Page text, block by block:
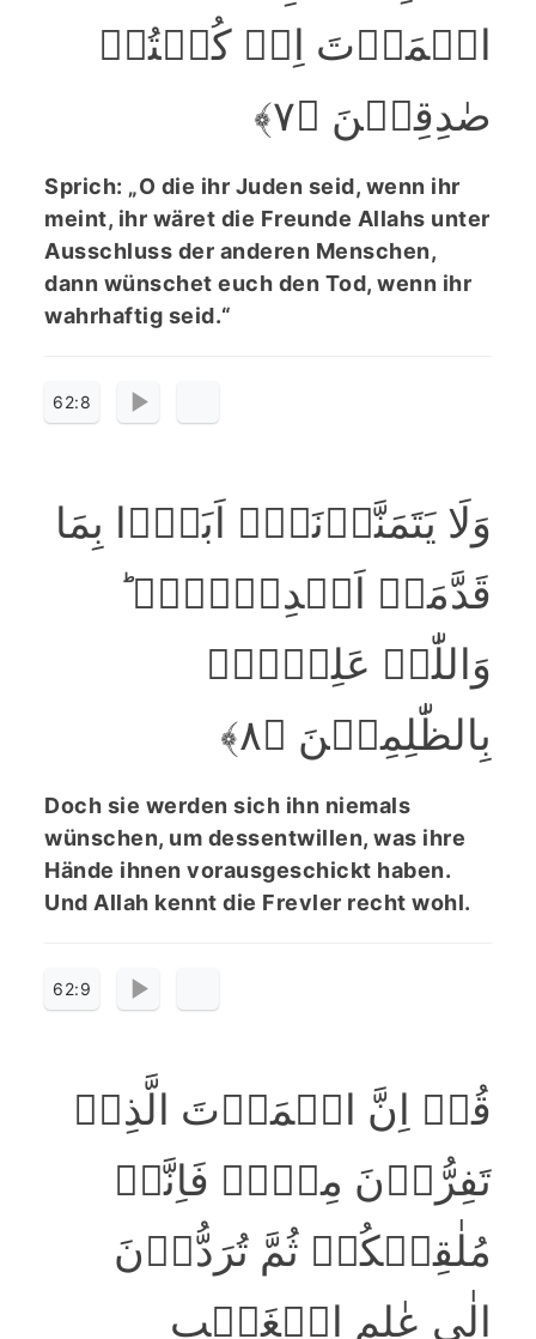
الۡمَوۡتَ اِنۡ کُنۡتُمۡ
صٰدِقِیۡنَ ﴿۷﴾
Sprich: „O die ihr Juden seid, wenn ihr
meint, ihr wäret die Freunde Allahs unter
Ausschluss der anderen Menschen,
dann wünschet euch den Tod, wenn ihr
wahrhaftig seid.“
62:8
وَلَا یَتَمَنَّوۡنَہٗۤ اَبَدًۢا بِمَا
قَدَّمَتۡ اَیۡدِیۡہِمۡ ؕ
وَاللّٰہُ عَلِیۡمٌۢ
بِالظّٰلِمِیۡنَ ﴿۸﴾
Doch sie werden sich ihn niemals
wünschen, um dessentwillen, was ihre
Hände ihnen vorausgeschickt haben.
Und Allah kennt die Frevler recht wohl.
62:9
قُلۡ اِنَّ الۡمَوۡتَ الَّذِیۡ
تَفِرُّوۡنَ مِنۡہُ فَاِنَّہٗ
مُلٰقِیۡکُمۡ ثُمَّ تُرَدُّوۡنَ
اِلٰی عٰلِمِ الۡغَیۡبِ